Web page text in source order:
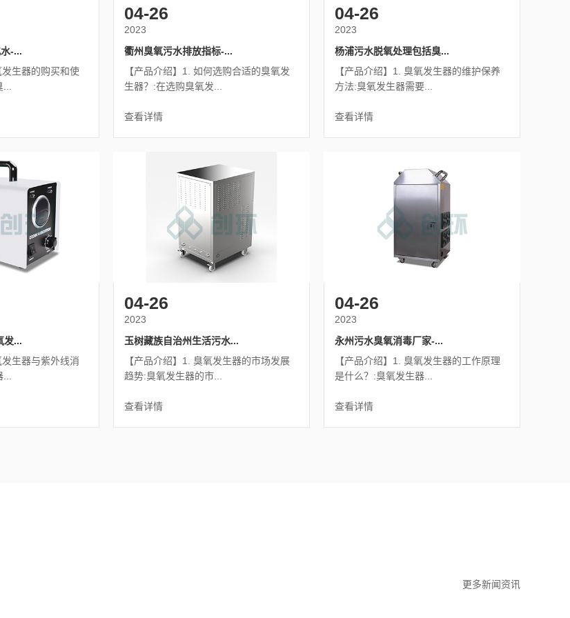
-...
发生器的购买和使
...
04-26
2023
衢州臭氧污水排放指标-...
【产品介绍】1. 如何选购合适的臭氧发
生器？:在选购臭氧发...
查看详情
04-26
2023
杨浦污水脱氧处理包括臭...
【产品介绍】1. 臭氧发生器的维护保养
方法:臭氧发生器需要...
查看详情
发...
发生器与紫外线消
...
04-26
2023
玉树藏族自治州生活污水...
【产品介绍】1. 臭氧发生器的市场发展
趋势:臭氧发生器的市...
查看详情
04-26
2023
永州污水臭氧消毒厂家-...
【产品介绍】1. 臭氧发生器的工作原理
是什么？:臭氧发生器...
查看详情
更多新闻资讯